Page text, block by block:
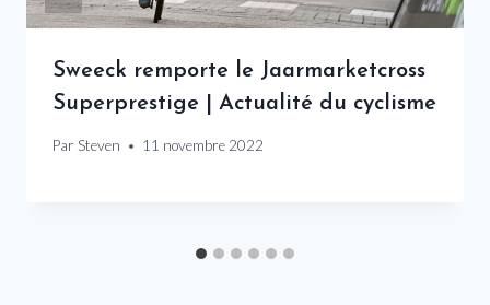
Sweeck remporte le Jaarmarketcross
Superprestige | Actualité du cyclisme
Par Steven 11 novembre 2022